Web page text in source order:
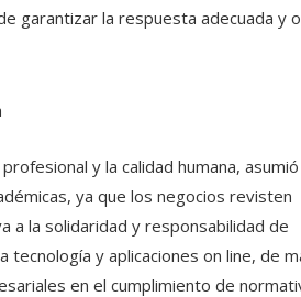
garantizar la respuesta adecuada y
y la calidad humana, asumió
ya que los negocios revisten
a la solidaridad y responsabilidad de
y aplicaciones on line, de
en el cumplimiento de